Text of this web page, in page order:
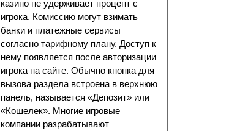
казино не удерживает процент с
игрока. Комиссию могут взимать
банки и платежные сервисы
согласно тарифному плану. Доступ к
нему появляется после авторизации
игрока на сайте. Обычно кнопка для
вызова раздела встроена в верхнюю
панель, называется «Депозит» или
«Кошелек». Многие игровые
компании разрабатывают